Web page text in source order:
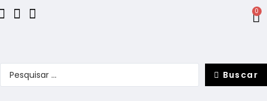
0
Buscar